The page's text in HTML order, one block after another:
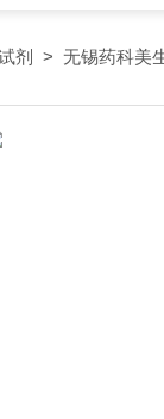
剂 > 无锡药科美